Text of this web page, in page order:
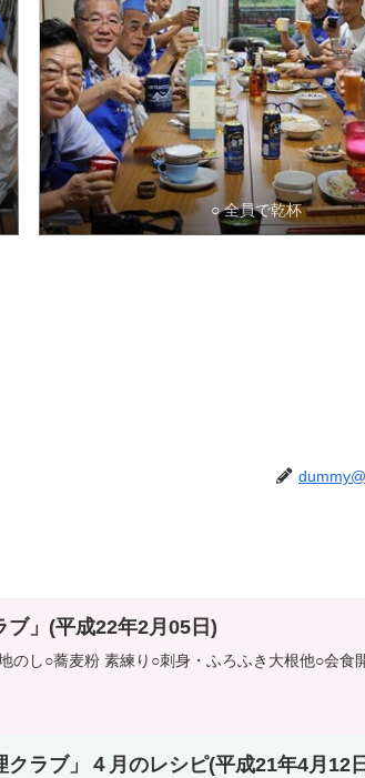
○ 全員で乾杯
」(平成22年2月05日)
のし○蕎麦粉 素練り○刺身・ふろふき大根他○会食
クラブ」４月のレシピ(平成21年4月12